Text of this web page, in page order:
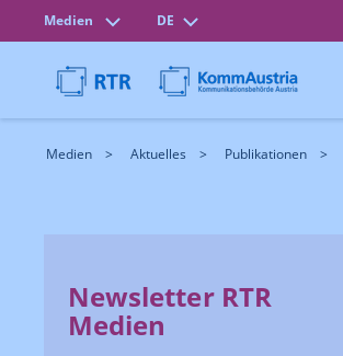
Medien DE
Medien Aktuelles Publikationen
Newsletter RTR
Medien